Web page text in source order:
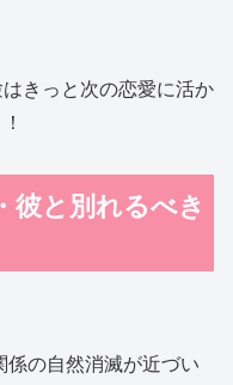
きっと次の恋愛に活か
彼と別れるべき
係の自然消滅が近づい